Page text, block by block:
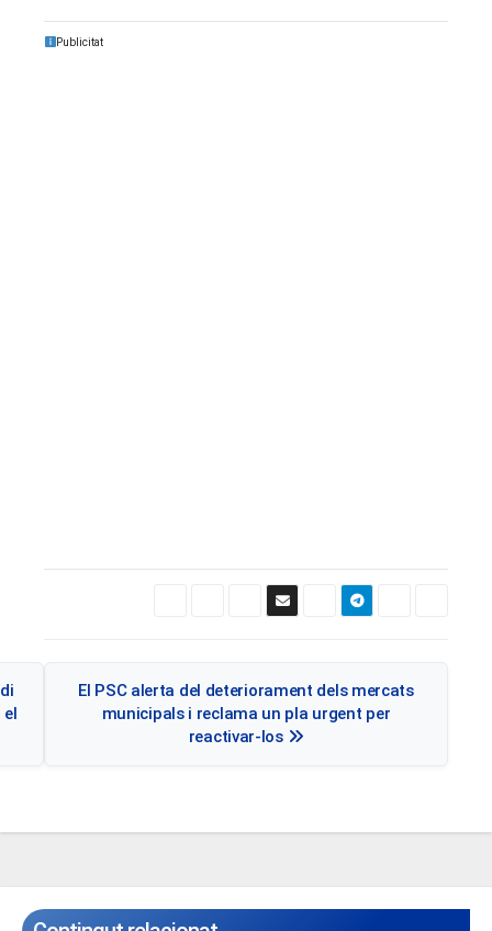
Publicitat
El PSC alerta del deteriorament dels mercats
municipals i reclama un pla urgent per
reactivar-los
el